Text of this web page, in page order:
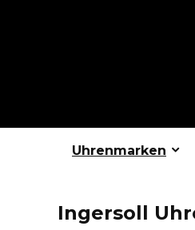
Uhrenmarken
Ingersoll